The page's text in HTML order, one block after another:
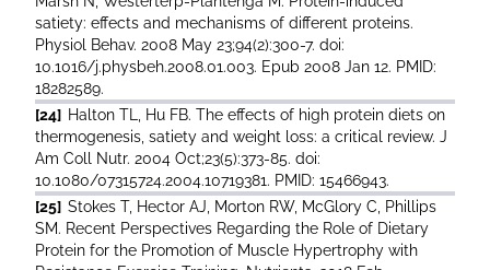
satiety: effects and mechanisms of different proteins.
Physiol Behav. 2008 May 23;94(2):300-7. doi:
10.1016/j.physbeh.2008.01.003. Epub 2008 Jan 12. PMID:
18282589.
[24] Halton TL, Hu FB. The effects of high protein diets on
thermogenesis, satiety and weight loss: a critical review. J
Am Coll Nutr. 2004 Oct;23(5):373-85. doi:
10.1080/07315724.2004.10719381. PMID: 15466943.
[25] Stokes T, Hector AJ, Morton RW, McGlory C, Phillips
SM. Recent Perspectives Regarding the Role of Dietary
Protein for the Promotion of Muscle Hypertrophy with